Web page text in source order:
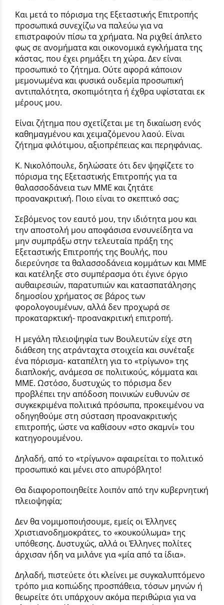
Και μετά το πόρισμα της Εξεταστικής Επιτροπής
προσωπικά συνεχίζω να παλεύω για να
επιστραφούν πίσω τα χρήματα. Να ριχθεί άπλετο
φως σε ανομήματα και οικονομικά εγκλήματα της
κάστας, που έχει ρημάξει τη χώρα. Δεν είναι
προσωπικό το ζήτημα. Ούτε αφορά κάποιον
μεμονωμένα και φυσικά ουδεμία προσωπική
αντιπαλότητα, σκοπιμότητα ή έχθρα υφίσταται εκ
μέρους μου.
Είναι ζήτημα που σχετίζεται με τη δικαίωση ενός
καθημαγμένου και χειμαζόμενου λαού. Είναι
ζήτημα φιλότιμου, αξιοπρέπειας και περηφάνιας.
Κ. Νικολόπουλε, δηλώσατε ότι δεν ψηφίζετε το
πόρισμα της Εξεταστικής Επιτροπής για τα
θαλασσοδάνεια των ΜΜΕ και ζητάτε
προανακριτική. Ποιο είναι το σκεπτικό σας;
Σεβόμενος τον εαυτό μου, την ιδιότητα μου και
την αποστολή μου αποφάσισα ενσυνείδητα να
μην συμπράξω στην τελευταία πράξη της
Εξεταστικής Επιτροπής της Βουλής, που
διερεύνησε τα θαλασσοδάνεια κομμάτων και ΜΜΕ
και κατέληξε στο συμπέρασμα ότι έγινε όργιο
αυθαιρεσιών, παρατυπιών και κατασπατάλησης
δημοσίου χρήματος σε βάρος των
φορολογουμένων, αλλά δεν προχωρά σε
προκαταρκτική- προανακριτική επιτροπή.
Η μεγάλη πλειοψηφία των Βουλευτών είχε στη
διάθεση της ατράνταχτα στοιχεία και συνέταξε
ένα πόρισμα- καταπέλτη για το «τρίγωνο» της
διαπλοκής, ανάμεσα σε πολιτικούς, κόμματα και
ΜΜΕ. Ωστόσο, δυστυχώς το πόρισμα δεν
προβλέπει την απόδοση ποινικών ευθυνών σε
συγκεκριμένα πολιτικά πρόσωπα, προκειμένου να
οδηγηθούμε στη σύσταση προανακριτικής
επιτροπής, ώστε να καθίσουν «στο σκαμνί» του
κατηγορουμένου.
Δηλαδή, από το «τρίγωνο» αφαιρείται το πολιτικό
προσωπικό και μένει στο απυρόβλητο!
Θα διαφοροποιηθείτε λοιπόν από την κυβερνητική
πλειοψηφία;
Δεν θα νομιμοποιήσουμε, εμείς οι Έλληνες
Χριστιανοδημοκράτες, το «κουκούλωμα» της
υπόθεσης. Δυστυχώς, αλλά οι Έλληνες πολίτες
άρχισαν ήδη να μιλάνε για «μία από τα ίδια».
Δηλαδή, πιστεύετε ότι κλείνει με συγκαλυπτόμενο
τρόπο μια κοπιώδης προσπάθεια, τόσων μηνών ή
θεωρείτε ότι υπάρχουν ακόμα περιθώρια για να